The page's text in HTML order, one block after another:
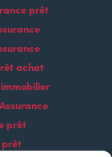
prêt
achat
prêt
prêt